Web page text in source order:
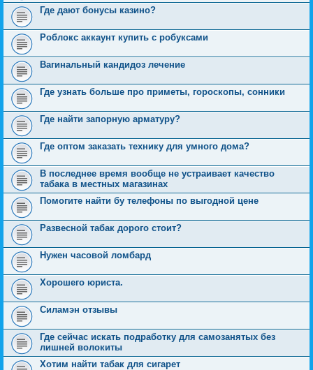
Где дают бонусы казино?
Роблокс аккаунт купить с робуксами
Вагинальный кандидоз лечение
Где узнать больше про приметы, гороскопы, сонники
Где найти запорную арматуру?
Где оптом заказать технику для умного дома?
В последнее время вообще не устраивает качество
табака в местных магазинах
Помогите найти бу телефоны по выгодной цене
Развесной табак дорого стоит?
Нужен часовой ломбард
Хорошего юриста.
Силамэн отзывы
Где сейчас искать подработку для самозанятых без
лишней волокиты
Хотим найти табак для сигарет